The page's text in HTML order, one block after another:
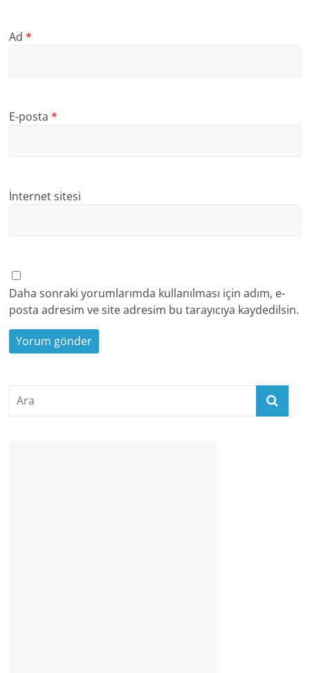
Ad*
E-posta*
İnternet sitesi
Daha sonraki yorumlarımda kullanılması için adım, e-
posta adresim ve site adresim bu tarayıcıya kaydedilsin.